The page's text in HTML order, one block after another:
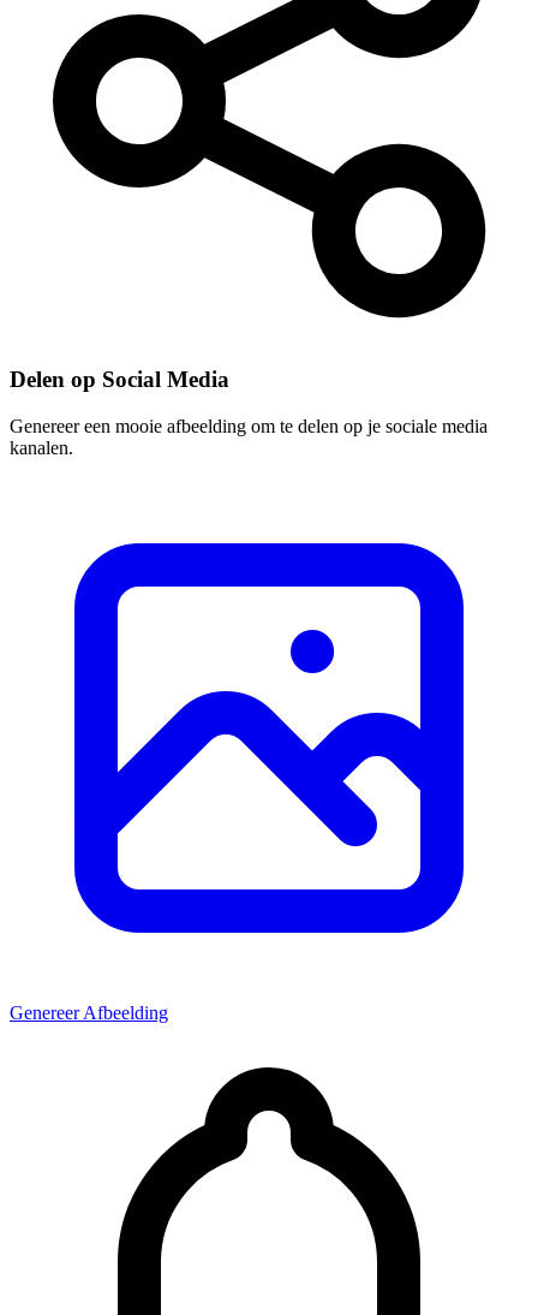
Delen op Social Media
Genereer een mooie afbeelding om te delen op je sociale media
kanalen.
Genereer Afbeelding